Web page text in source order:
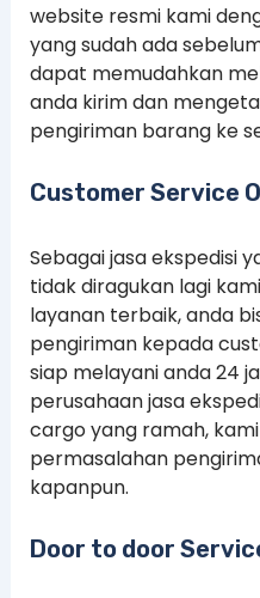
website resmi kami
yang sudah ada
dapat memudahkan
anda kirim dan
pengiriman barang ke
Customer Service
Sebagai jasa ekspedisi
tidak diragukan lagi
layanan terbaik, anda
pengiriman kepada
siap melayani anda 24
perusahaan jasa
cargo yang ramah,
permasalahan
kapanpun.
Door to door